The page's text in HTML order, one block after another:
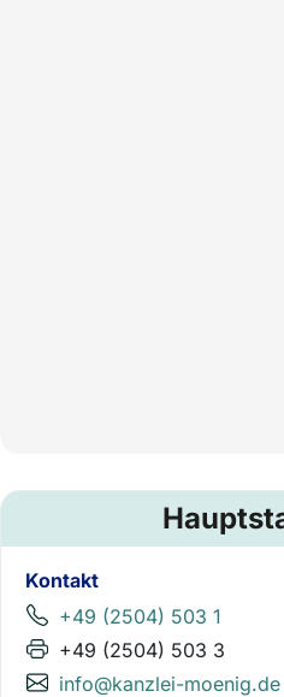
Kontakt
+49 (2504) 503 1
+49 (2504) 503 3
info@kanzlei-moenig.de